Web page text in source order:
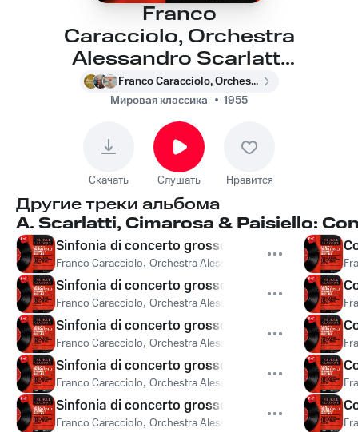
Franco
Caracciolo, Orchestra
Alessandro Scarlatti
di Napoli Della
RAI, Алессандро
Скарлатти - Sinfonia
di concerto grosso
No. 5 in D Major: II.
Adagio
Franco Caracciolo, Orchestra Alessandro Scarlatti di Napoli Della RAI, Алессандро Скарлатти
Мировая классика
1955
Скачать Слушать Нравится
Другие треки альбома
A. Scarlatti, Cimarosa & Paisiello:
Sinfonia di concerto grosso No. 5 in D Major: I.
Franco Caracciolo, Orchestra Alessandro Scarlatti di Napoli
Sinfonia di concerto grosso No. 5 in D Major: II.
Franco Caracciolo, Orchestra Alessandro Scarlatti di Napoli
Sinfonia di concerto grosso No. 5 in D Major: III.
Franco Caracciolo, Orchestra Alessandro Scarlatti di Napoli
Sinfonia di concerto grosso No. 5 in D Major: IV.
Franco Caracciolo, Orchestra Alessandro Scarlatti di Napoli
Sinfonia di concerto grosso No. 5 in D Major: V.
Franco Caracciolo, Orchestra Alessandro Scarlatti di Napoli